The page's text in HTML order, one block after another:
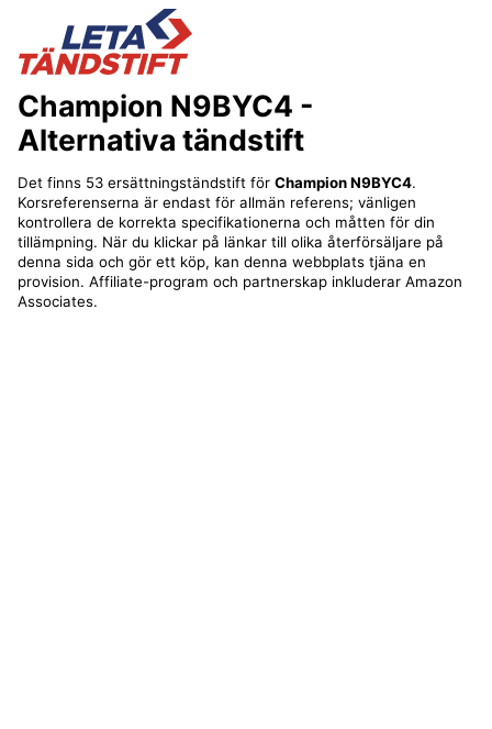
Champion N9BYC4 -
Alternativa tändstift
Det finns 53 ersättningständstift för Champion N9BYC4.
Korsreferenserna är endast för allmän referens; vänligen
kontrollera de korrekta specifikationerna och måtten för din
tillämpning. När du klickar på länkar till olika återförsäljare på
denna sida och gör ett köp, kan denna webbplats tjäna en
provision. Affiliate-program och partnerskap inkluderar Amazon
Associates.